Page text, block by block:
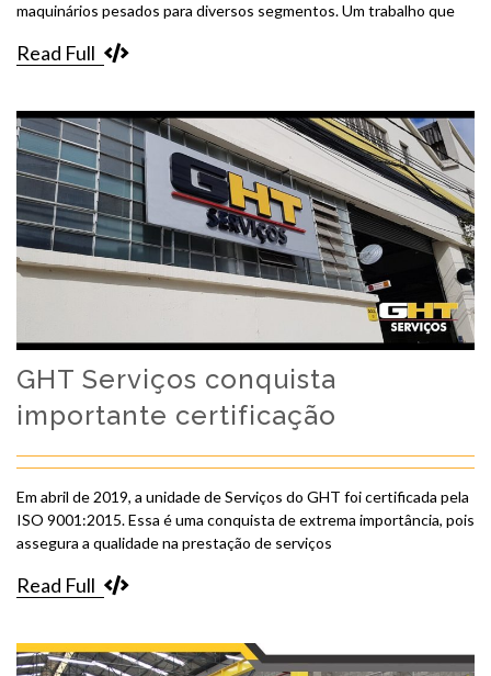
maquinários pesados para diversos segmentos. Um trabalho que
Read Full
GHT Serviços conquista
importante certificação
Em abril de 2019, a unidade de Serviços do GHT foi certificada pela
ISO 9001:2015. Essa é uma conquista de extrema importância, pois
assegura a qualidade na prestação de serviços
Read Full